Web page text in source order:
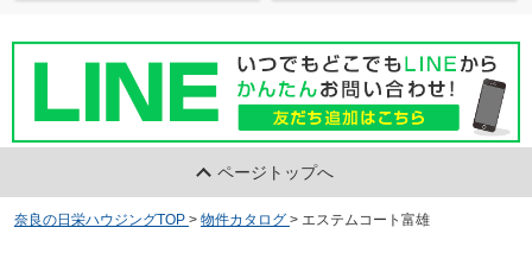
ページトップへ
奈良の日栄ハウジングTOP > 物件カタログ > エステムコート富雄